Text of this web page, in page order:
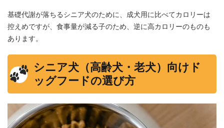
基礎代謝が落ちるシニア犬のために、成犬用に比べてカロリーは
控えめですが、食事量が減る子のため、逆に高カロリーのものも
あります。
シニア犬（高齢犬・老犬）向けド
ッグフードの選び方